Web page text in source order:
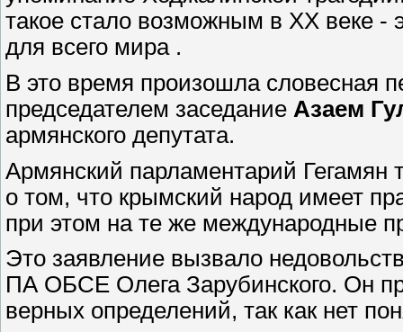
такое стало возможным в XX веке -
для всего мира .
В это время произошла словесная
председателем заседание Азаем
армянского депутата.
Армянский парламентарий Гегамян
о том, что крымский народ имеет
при этом на те же международные
Это заявление вызвало
ПА ОБСЕ Олега Зарубинского. Он
верных определений, так как нет